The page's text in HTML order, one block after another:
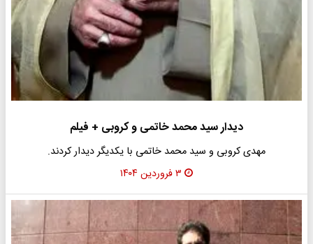
دیدار سید محمد خاتمی و کروبی + فیلم
مهدی کروبی و سید محمد خاتمی با یکدیگر دیدار کردند.
۳ فروردین ۱۴۰۴